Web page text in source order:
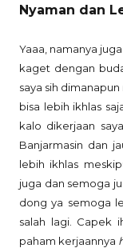
Nyaman dan
Yaaa, namanya
kaget dengan
saya sih
bisa lebih ikhlas
kalo dikerjaan
Banjarmasin dan
lebih ikhlas
juga dan semoga
dong ya semoga
salah lagi. Capek
paham kerjaannya